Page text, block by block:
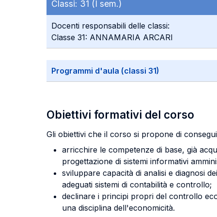
Classi: 31 (I sem.)
Docenti responsabili delle classi:
Classe 31: ANNAMARIA ARCARI
Programmi d'aula (classi 31)
Obiettivi formativi del corso
Gli obiettivi che il corso si propone di
arricchire le competenze di base, già
progettazione di sistemi informativi
sviluppare capacità di analisi e diagnosi
adeguati sistemi di contabilità e controllo;
declinare i principi propri del controllo
una disciplina dell'economicità.